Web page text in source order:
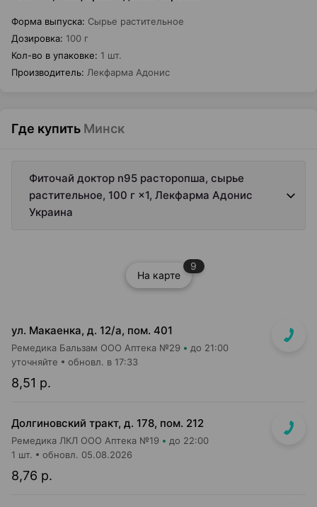
Форма выпуска: Сырье растительное
Дозировка: 100 г
Кол-во в упаковке: 1 шт.
Производитель: Лекфарма Адонис
Где купить Минск
Фиточай доктор n95 расторопша, сырье
растительное, 100 г ×1, Лекфарма Адонис
Украина
На карте
9
ул. Макаенка, д. 12/а, пом. 401
Ремедика Бальзам ООО Аптека №29 до 21:00
8,51 р.
уточняйте обновл. в 17:33
Долгиновский тракт, д. 178, пом. 212
Ремедика ЛКЛ ООО Аптека №19 до 22:00
8,76 р.
1 шт. обновл. 05.08.2026